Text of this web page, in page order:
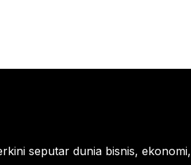
seputar dunia bisnis, ekonomi,